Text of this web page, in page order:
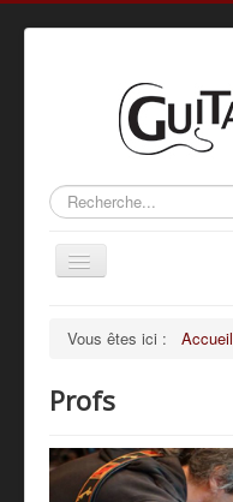
Rechercher
Basculer
la
ACTIVITÉS
MÉTHODE
PROFS
Vous êtes ici : Accueil
Profs